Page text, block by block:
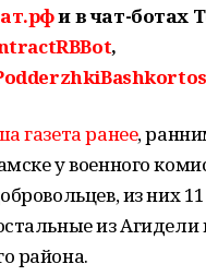
и в чат-ботах
,
газета ранее,
у военного
из них
из Агидели
района.